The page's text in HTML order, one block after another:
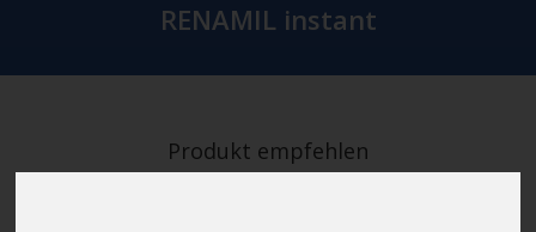
RENAMIL instant
Produkt empfehlen